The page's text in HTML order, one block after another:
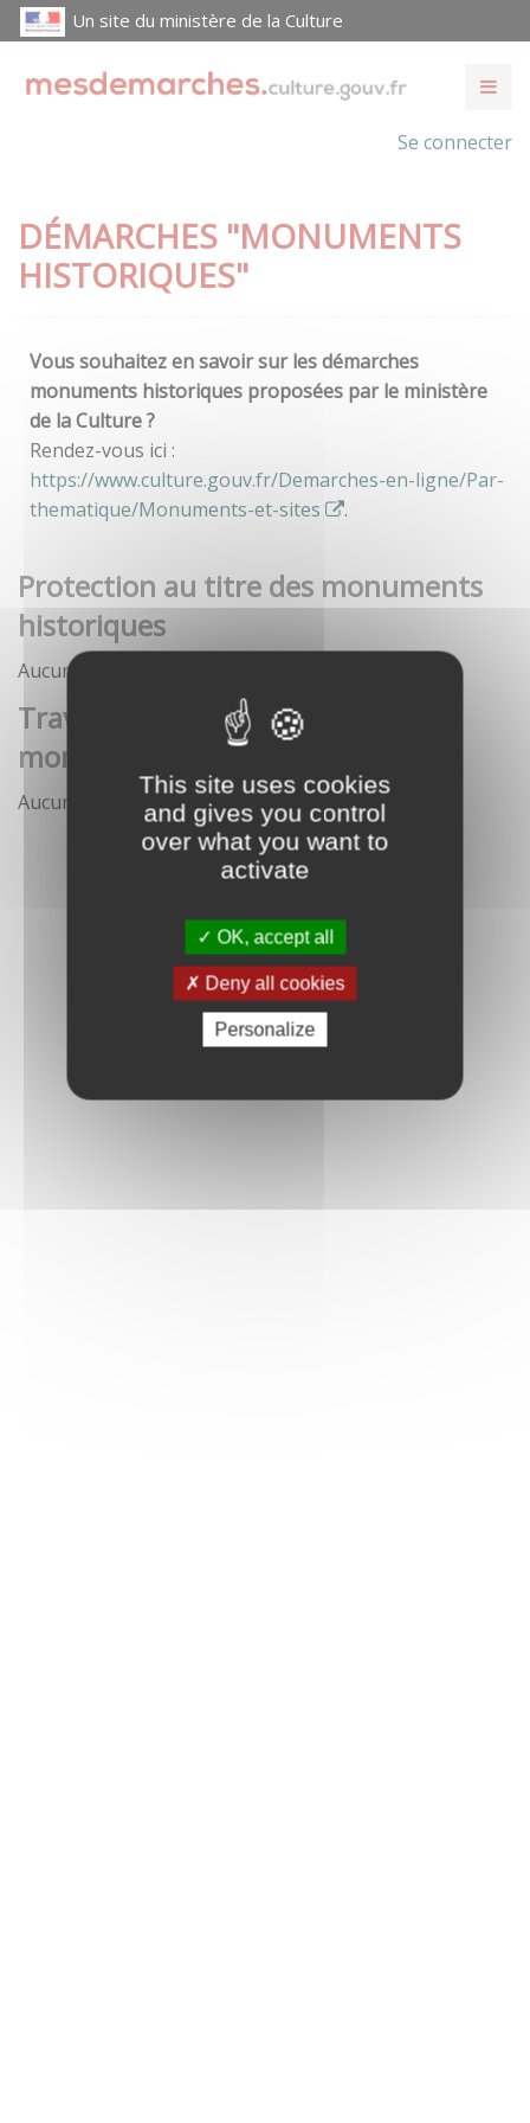
This site uses cookies
and gives you control
over what you want to
activate
OK, accept all
Deny all cookies
Personalize
Un site du ministère de la Culture
Se connecter
DÉMARCHES "MONUMENTS
HISTORIQUES"
Vous souhaitez en savoir sur les démarches
monuments historiques proposées par le ministère
de la Culture ?
Rendez-vous ici :
https://www.culture.gouv.fr/Demarches-en-ligne/Par-
thematique/Monuments-et-sites
.
Protection au titre des monuments
historiques
Aucune démarche pour le moment
Travaux et interventions sur
monument historique
Aucune démarche pour le moment